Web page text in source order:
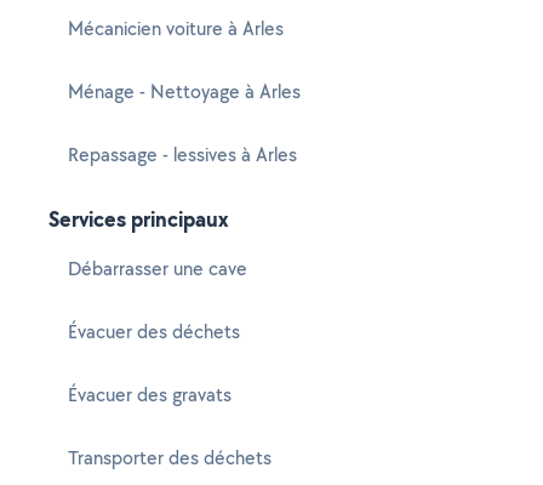
Mécanicien voiture à Arles
Ménage - Nettoyage à Arles
Repassage - lessives à Arles
Services principaux
Débarrasser une cave
Évacuer des déchets
Évacuer des gravats
Transporter des déchets